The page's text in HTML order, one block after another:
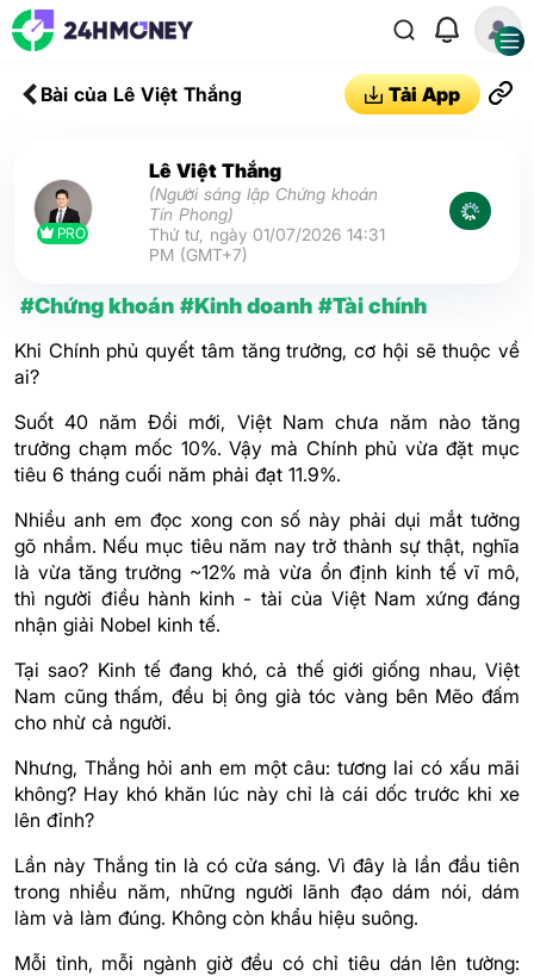
Bài của Lê Việt Thắng Tải App
PRO
Lê Việt Thắng
(Người sáng lập Chứng khoán
Tín Phong)
Thứ tư, ngày 01/07/2026 14:31
PM (GMT+7)
#Chứng khoán #Kinh doanh #Tài chính
Khi Chính phủ quyết tâm tăng trưởng, cơ hội sẽ thuộc về
ai?
Suốt 40 năm Đổi mới, Việt Nam chưa năm nào tăng
trưởng chạm mốc 10%. Vậy mà Chính phủ vừa đặt mục
tiêu 6 tháng cuối năm phải đạt 11.9%.
Nhiều anh em đọc xong con số này phải dụi mắt tưởng
gõ nhầm. Nếu mục tiêu năm nay trở thành sự thật, nghĩa
là vừa tăng trưởng ~12% mà vừa ổn định kinh tế vĩ mô,
thì người điều hành kinh - tài của Việt Nam xứng đáng
nhận giải Nobel kinh tế.
Tại sao? Kinh tế đang khó, cả thế giới giống nhau, Việt
Nam cũng thấm, đều bị ông già tóc vàng bên Mẽo đấm
cho nhừ cả người.
Nhưng, Thắng hỏi anh em một câu: tương lai có xấu mãi
không? Hay khó khăn lúc này chỉ là cái dốc trước khi xe
lên đỉnh?
Lần này Thắng tin là có cửa sáng. Vì đây là lần đầu tiên
trong nhiều năm, những người lãnh đạo dám nói, dám
làm và làm đúng. Không còn khẩu hiệu suông.
Mỗi tỉnh, mỗi ngành giờ đều có chỉ tiêu dán lên tường: